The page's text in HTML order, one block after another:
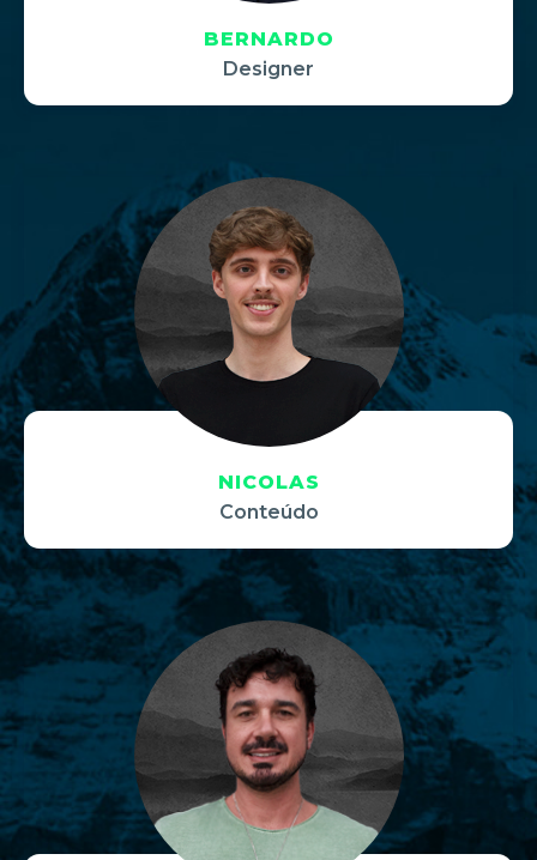
BERNARDO
Designer
NICOLAS
Conteúdo